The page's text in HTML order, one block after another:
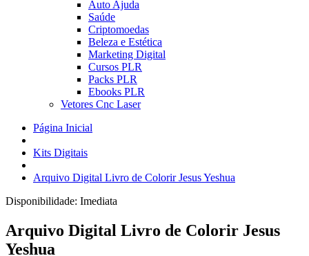
Auto Ajuda
Saúde
Criptomoedas
Beleza e Estética
Marketing Digital
Cursos PLR
Packs PLR
Ebooks PLR
Vetores Cnc Laser
Página Inicial
Kits Digitais
Arquivo Digital Livro de Colorir Jesus Yeshua
Disponibilidade: Imediata
Arquivo Digital Livro de Colorir Jesus
Yeshua